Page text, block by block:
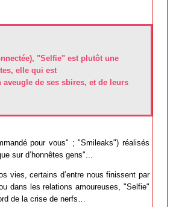
"Selfie" est plutôt une
elle qui est
de ses sbires, et de leurs
pour vous" ; "Smileaks") réalisés
sur d’honnêtes gens"...
vies, certains d’entre nous finissent par
dans les relations amoureuses, "Selfie"
de la crise de nerfs…